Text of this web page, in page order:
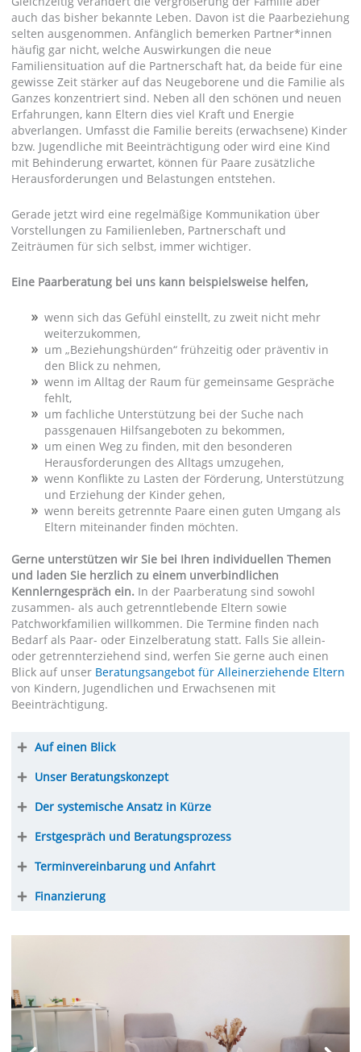
auch das bisher bekannte Leben. Davon ist die Paarbeziehung
selten ausgenommen. Anfänglich bemerken Partner*innen
häufig gar nicht, welche Auswirkungen die neue
Familiensituation auf die Partnerschaft hat, da beide für eine
gewisse Zeit stärker auf das Neugeborene und die Familie als
Ganzes konzentriert sind. Neben all den schönen und neuen
Erfahrungen, kann Eltern dies viel Kraft und Energie
abverlangen. Umfasst die Familie bereits (erwachsene) Kinder
bzw. Jugendliche mit Beeinträchtigung oder wird eine Kind
mit Behinderung erwartet, können für Paare zusätzliche
Herausforderungen und Belastungen entstehen.
Gerade jetzt wird eine regelmäßige Kommunikation über
Vorstellungen zu Familienleben, Partnerschaft und
Zeiträumen für sich selbst, immer wichtiger.
Eine Paarberatung bei uns kann beispielsweise helfen,
wenn sich das Gefühl einstellt, zu zweit nicht mehr
weiterzukommen,
um „Beziehungshürden“ frühzeitig oder präventiv in
den Blick zu nehmen,
wenn im Alltag der Raum für gemeinsame Gespräche
fehlt,
um fachliche Unterstützung bei der Suche nach
passgenauen Hilfsangeboten zu bekommen,
um einen Weg zu finden, mit den besonderen
Herausforderungen des Alltags umzugehen,
wenn Konflikte zu Lasten der Förderung, Unterstützung
und Erziehung der Kinder gehen,
wenn bereits getrennte Paare einen guten Umgang als
Eltern miteinander finden möchten.
Gerne unterstützen wir Sie bei Ihren individuellen Themen
und laden Sie herzlich zu einem unverbindlichen
Kennlerngespräch ein. In der Paarberatung sind sowohl
zusammen- als auch getrenntlebende Eltern sowie
Patchworkfamilien willkommen. Die Termine finden nach
Bedarf als Paar- oder Einzelberatung statt. Falls Sie allein-
oder getrennterziehend sind, werfen Sie gerne auch einen
Blick auf unser Beratungsangebot für Alleinerziehende Eltern
von Kindern, Jugendlichen und Erwachsenen mit
Beeinträchtigung.
Auf einen Blick
Unser Beratungskonzept
Der systemische Ansatz in Kürze
Erstgespräch und Beratungsprozess
Terminvereinbarung und Anfahrt
Finanzierung